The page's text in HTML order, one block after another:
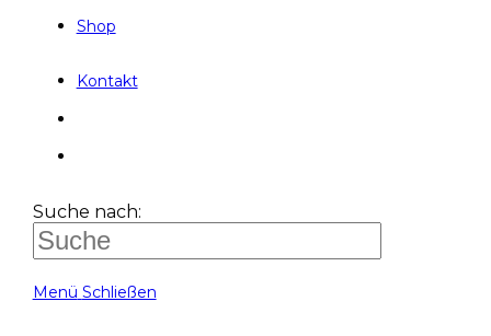
Shop
Kontakt
Suche nach:
Menü Schließen